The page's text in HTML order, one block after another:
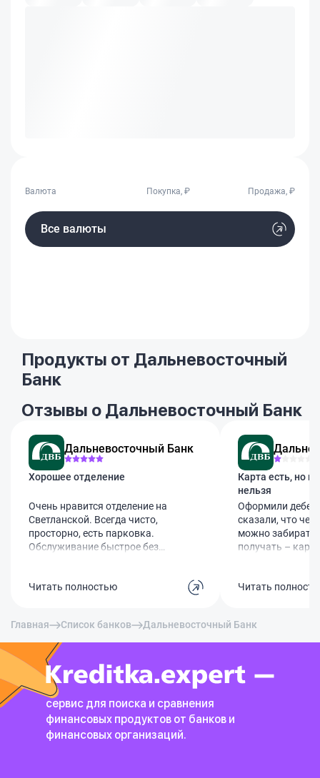
Валюта Покупка, ₽ Продажа, ₽
Все валюты
Продукты от Дальневосточный
Банк
Отзывы о Дальневосточный Банк
Дальневосточный Банк
Хорошее отделение
Очень нравится отделение на
Светланской. Всегда чисто,
просторно, есть парковка.
Обслуживание быстрое без
отделения банка были такими.
Читать полностью
Карта есть, но
нельзя
Оформили
сказали, что
можно забирать
получать –
разводят, мол,
карту без счета
просто
не могут
пользоваться –
Читать
Главная Список банков Дальневосточный Банк
сервис для поиска и сравнения
финансовых продуктов от банков и
финансовых организаций.